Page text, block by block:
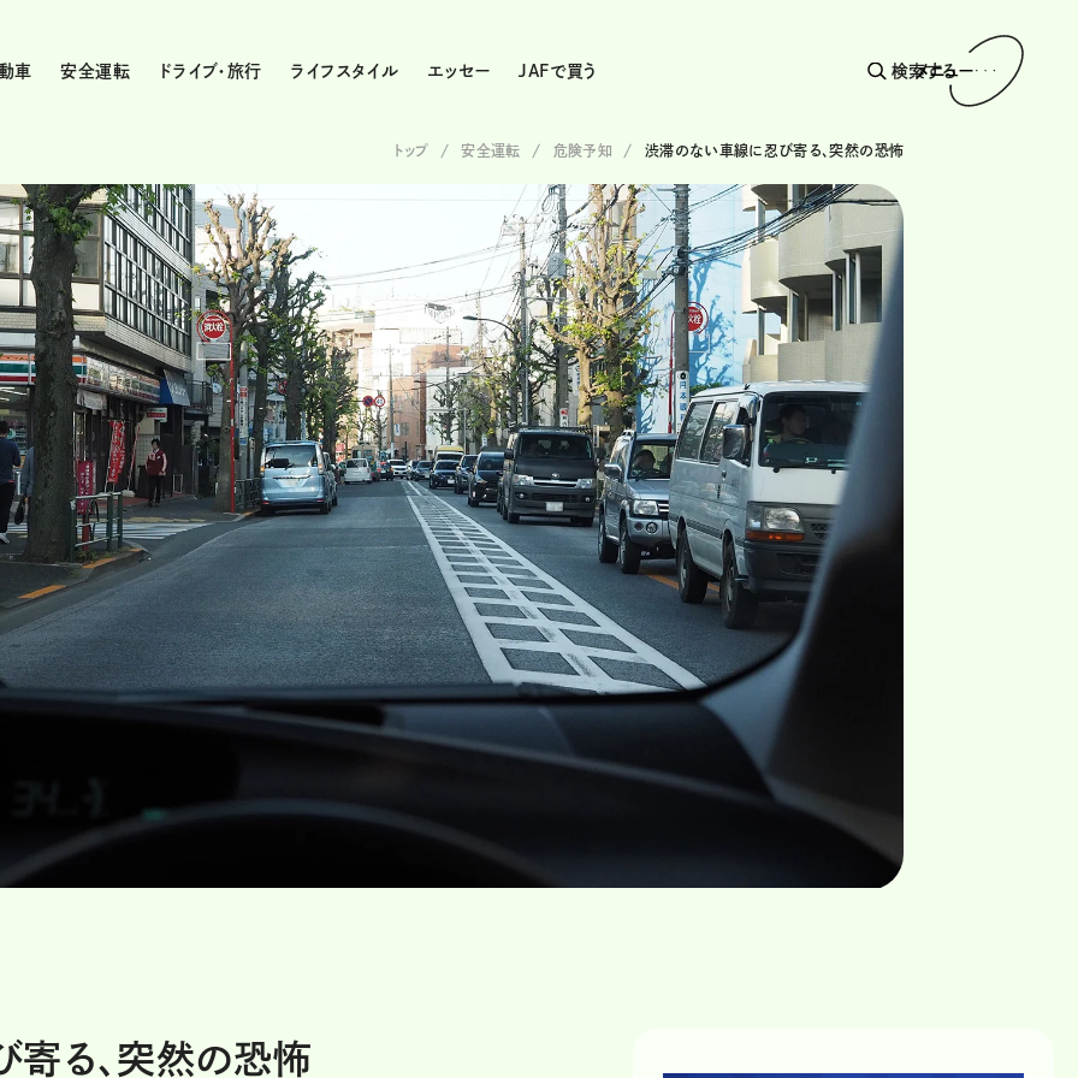
車 安全運転 ドライブ・旅行 ライフスタイル エッセー JAFで買う 検索する
メニュー
トップ 安全運転 危険予知 渋滞のない車線に忍び寄る、突然の恐怖
る、突然の恐怖